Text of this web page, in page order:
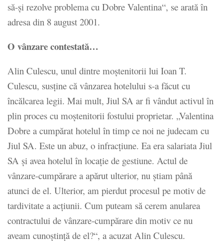
să-și rezolve problema cu Dobre Valentina“, se arată în
adresa din 8 august 2001.
O vânzare contestată…
Alin Culescu, unul dintre moștenitorii lui Ioan T.
Culescu, susține că vânzarea hotelului s-a făcut cu
încălcarea legii. Mai mult, Jiul SA ar fi vândut activul în
plin proces cu moștenitorii fostului proprietar. „Valentina
Dobre a cumpărat hotelul în timp ce noi ne judecam cu
Jiul SA. Este un abuz, o infracțiune. Ea era salariata Jiul
SA și avea hotelul în locație de gestiune. Actul de
vânzare-cumpărare a apărut ulterior, nu știam până
atunci de el. Ulterior, am pierdut procesul pe motiv de
tardivitate a acțiunii. Cum puteam să cerem anularea
contractului de vânzare-cumpărare din motiv ce nu
aveam cunoștință de el?“, a acuzat Alin Culescu.